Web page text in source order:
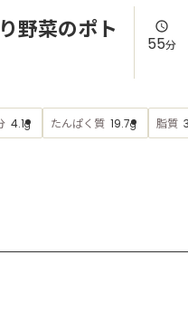
野菜のポト
55分
4.1g たんぱく質 19.7g 脂質